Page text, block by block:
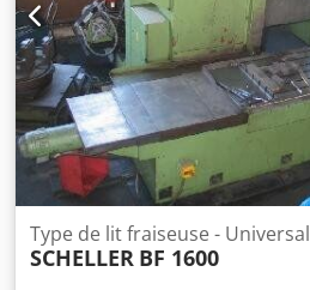
Type de lit fraiseuse - Universal
SCHELLER BF 1600